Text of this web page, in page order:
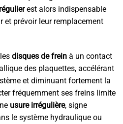
est alors indispensable
et prévoir leur remplacement
disques de frein à un contact
des plaquettes, accélérant
et diminuant fortement la
fréquemment ses freins limite
usure irrégulière, signe
le système hydraulique ou